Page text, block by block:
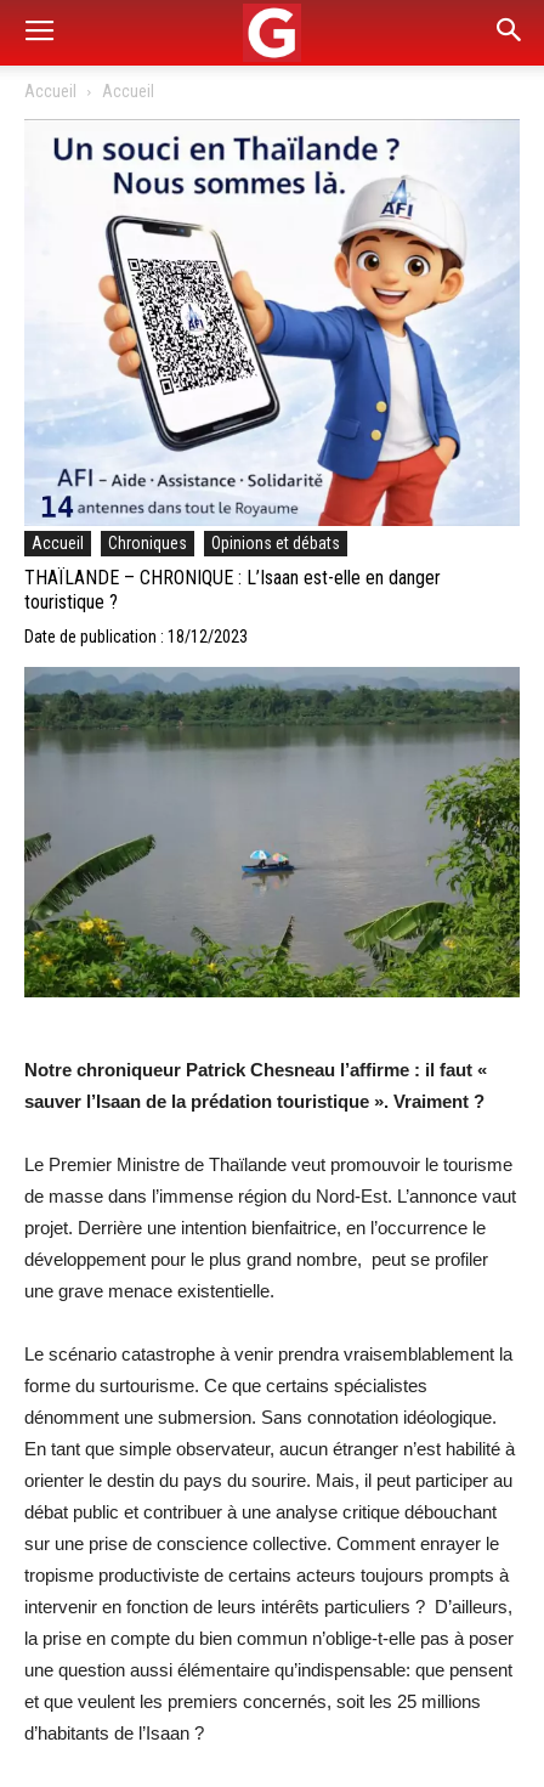
Accueil Accueil
Accueil Chroniques Opinions et débats
THAÏLANDE – CHRONIQUE : L’Isaan est-elle en danger
touristique ?
Date de publication : 18/12/2023
Notre chroniqueur Patrick Chesneau l’affirme : il faut «
sauver l’Isaan de la prédation touristique ». Vraiment ?
Le Premier Ministre de Thaïlande veut promouvoir le tourisme
de masse dans l’immense région du Nord-Est. L’annonce vaut
projet. Derrière une intention bienfaitrice, en l’occurrence le
développement pour le plus grand nombre, peut se profiler
une grave menace existentielle.
Le scénario catastrophe à venir prendra vraisemblablement la
forme du surtourisme. Ce que certains spécialistes
dénomment une submersion. Sans connotation idéologique.
En tant que simple observateur, aucun étranger n’est habilité à
orienter le destin du pays du sourire. Mais, il peut participer au
débat public et contribuer à une analyse critique débouchant
sur une prise de conscience collective. Comment enrayer le
tropisme productiviste de certains acteurs toujours prompts à
intervenir en fonction de leurs intérêts particuliers ? D’ailleurs,
la prise en compte du bien commun n’oblige-t-elle pas à poser
une question aussi élémentaire qu’indispensable: que pensent
et que veulent les premiers concernés, soit les 25 millions
d’habitants de l’Isaan ?